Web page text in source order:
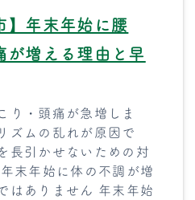
】年末年始に腰
が増える理由と早
り・頭痛が急増しま
ズムの乱れが原因で
長引かせないための対
末年始に体の不調が増
はありません 年末年始